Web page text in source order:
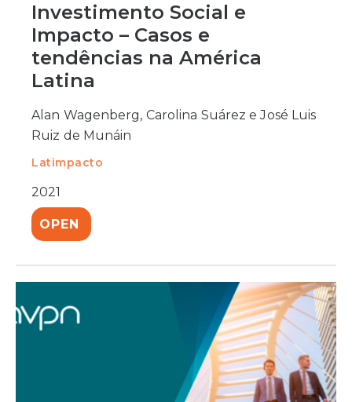
Investimento Social e
Impacto – Casos e
tendências na América
Latina
Alan Wagenberg, Carolina Suárez e José Luis
Ruiz de Munáin
Latimpacto
2021
OPEN